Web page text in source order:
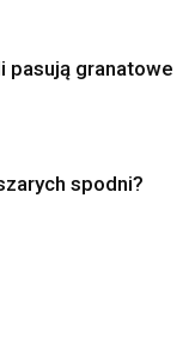
pasują granatowe
spodni?